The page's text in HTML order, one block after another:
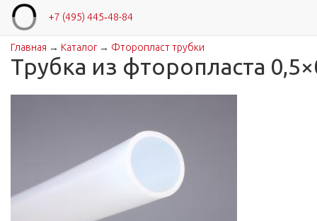
+7 (495) 445‑48-84
Вы здесь
Главная → Каталог→ Фторопласт трубки
Трубка из фторопласта